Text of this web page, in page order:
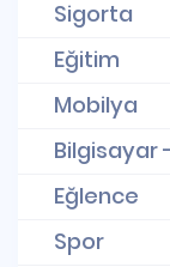
Sigorta
Eğitim
Mobilya
Bilgisayar
Eğlence
Spor